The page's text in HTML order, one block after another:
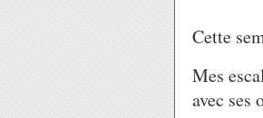
Cette
Mes
avec ses